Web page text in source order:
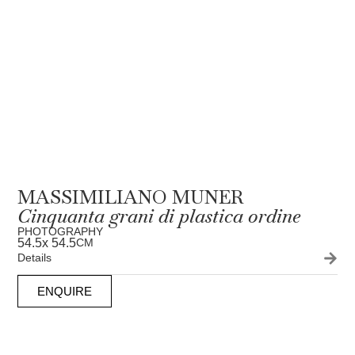
MASSIMILIANO MUNER
Cinquanta grani di plastica ordine
PHOTOGRAPHY
54.5x 54.5CM
Details
ENQUIRE